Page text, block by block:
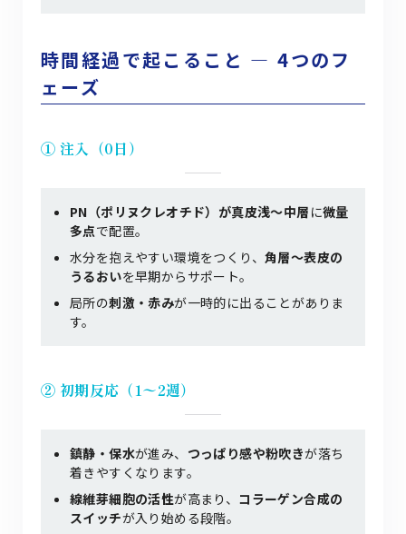
時間経過で起こること ― 4つのフ
ェーズ
① 注入（0日）
PN（ポリヌクレオチド）が真皮浅〜中層 に微量
多点で配置。
水分を抱えやすい環境をつくり、 角層〜表皮の
うるおいを早期からサポート。
局所の刺激・赤みが一時的に出ることがありま
す。
② 初期反応（1〜2週）
鎮静・保水が進み、 つっぱり感や粉吹きが落ち
着きやすくなります。
線維芽細胞の活性が高まり、 コラーゲン合成の
スイッチが入り始める段階。